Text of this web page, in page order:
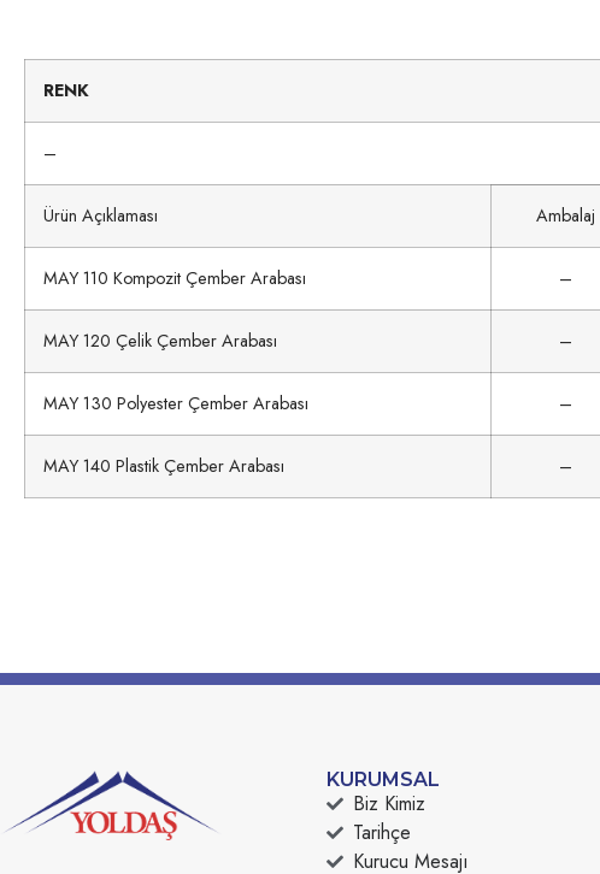
RENK
–
Ürün Açıklaması Ambalaj
MAY 110 Kompozit Çember Arabası –
MAY 120 Çelik Çember Arabası –
MAY 130 Polyester Çember Arabası –
MAY 140 Plastik Çember Arabası –
KURUMSAL
Biz Kimiz
Tarihçe
Kurucu Mesajı